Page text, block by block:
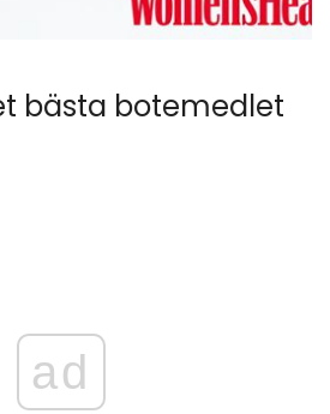
bästa botemedlet
ad